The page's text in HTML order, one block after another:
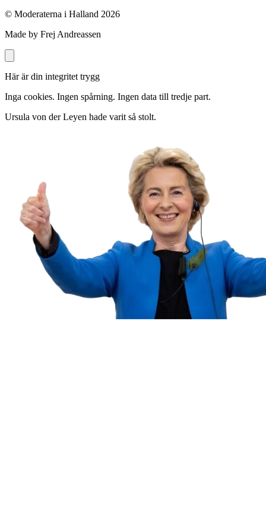
© Moderaterna i Halland 2026
Made by Frej Andreassen
Här är din integritet trygg
Inga cookies. Ingen spårning. Ingen data till tredje part.
Ursula von der Leyen hade varit så stolt.